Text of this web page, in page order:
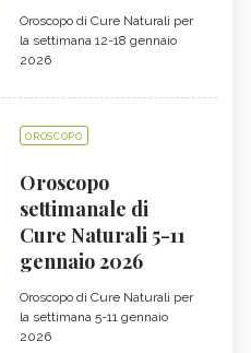
Oroscopo di Cure Naturali per
la settimana 12-18 gennaio
2026
OROSCOPO
Oroscopo
settimanale di
Cure Naturali 5-11
gennaio 2026
Oroscopo di Cure Naturali per
la settimana 5-11 gennaio
2026